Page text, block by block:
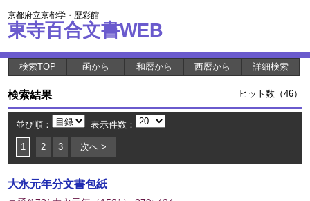
京都府立京都学・歴彩館
東寺百合文書WEB
検索TOP 函から 和暦から 西暦から 詳細検索
検索結果 ヒット数（46）
並び順： 表示件数：
1 2 3 次へ >
大永元年分文書包紙